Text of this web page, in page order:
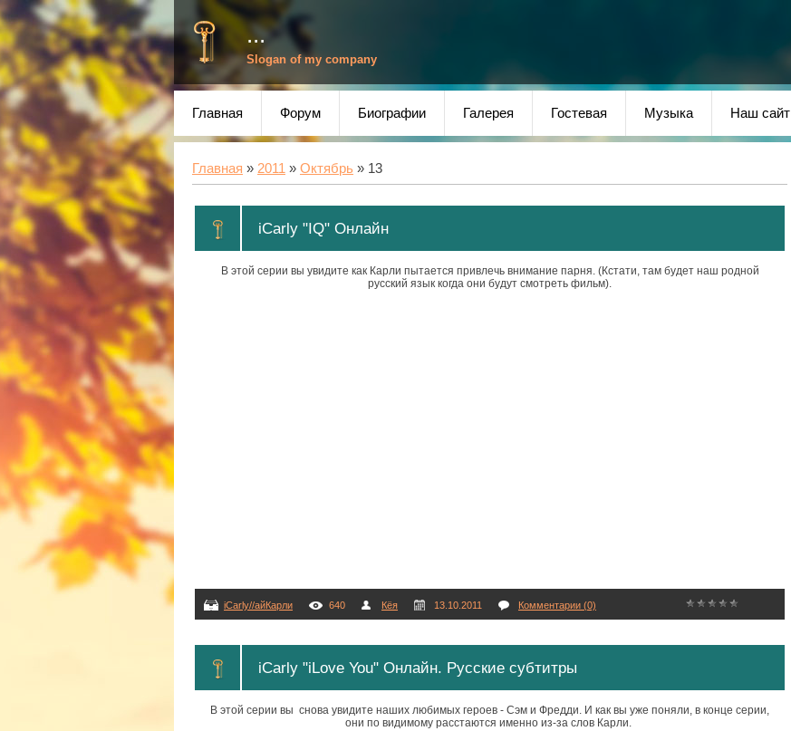
...
Slogan of my company
Главная Форум Биографии Галерея Гостевая Музыка Наш сайт
Главная » 2011 » Октябрь » 13
iCarly "IQ" Онлайн
В этой серии вы увидите как Карли пытается привлечь внимание парня. (Кстати, там будет наш родной
русский язык когда они будут смотреть фильм).
iCarly//айКарли 640 Кёя 13.10.2011 Комментарии (0)
iCarly "iLove You" Онлайн. Русские субтитры
В этой серии вы снова увидите наших любимых героев - Сэм и Фредди. И как вы уже поняли, в конце серии,
они по видимому расстаются именно из-за слов Карли.